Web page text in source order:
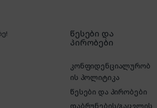
წესები და
პირობები
კონფიდენციალურობ
ის პოლიტიკა
წესები და პირობები
დაბრუნების/გაცვლის